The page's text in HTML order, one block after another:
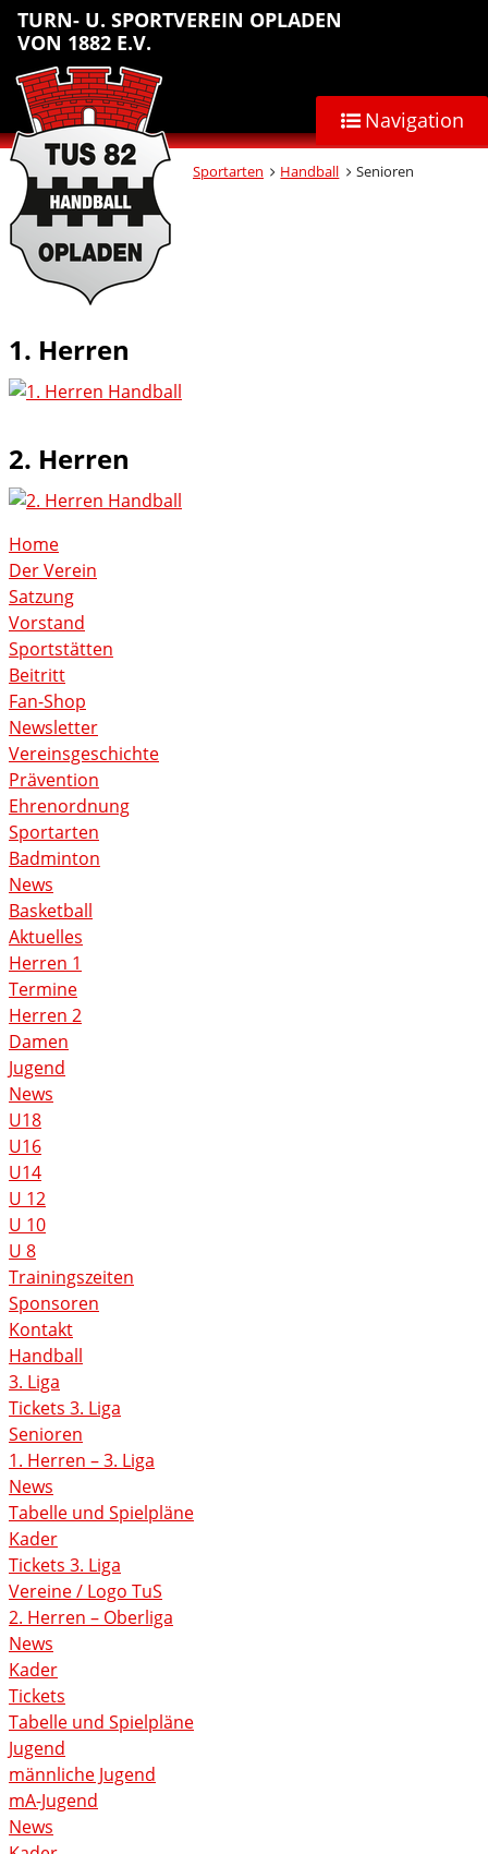
Sprungmarken
Inhalt
anspringen
Hauptnavigation
anspringen
Abteilungsnavigation
anspringen
Fußbereich
anspringen
TURN- U. SPORTVEREIN OPLADEN
VON 1882 E.V.
Navigation
Sportarten Handball Senioren
1. Herren
2. Herren
Home
Der Verein
Satzung
Vorstand
Sportstätten
Beitritt
Fan-Shop
Newsletter
Vereinsgeschichte
Prävention
Ehrenordnung
Sportarten
Badminton
News
Basketball
Aktuelles
Herren 1
Termine
Herren 2
Damen
Jugend
News
U18
U16
U14
U 12
U 10
U 8
Trainingszeiten
Sponsoren
Kontakt
Handball
3. Liga
Tickets 3. Liga
Senioren
1. Herren – 3. Liga
News
Tabelle und Spielpläne
Kader
Tickets 3. Liga
Vereine / Logo TuS
2. Herren – Oberliga
News
Kader
Tickets
Tabelle und Spielpläne
Jugend
männliche Jugend
mA-Jugend
News